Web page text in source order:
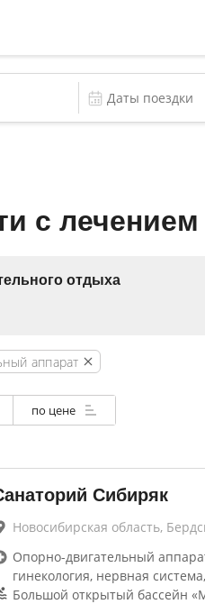
с лечением
отдыха
аппарат
по цене
Сибиряк
Новосибирская область,
Опорно-двигательный
гинекология, нервная
Большой открытый бассейн